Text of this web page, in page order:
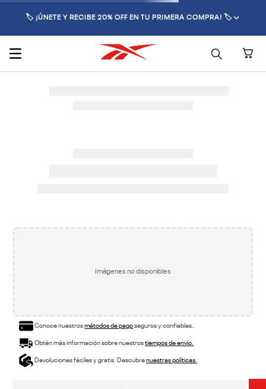
🏷️ ¡ÚNETE Y RECIBE 20% OFF EN TU PRIMERA COMPRA! 🏷️
Imágenes no disponibles
Conoce nuestrosmétodos de pagoseguros y confiables.
Obtén más información sobre nuestrostiempos de envío.
Devoluciones fáciles y gratis. Descubrenuestras políticas.